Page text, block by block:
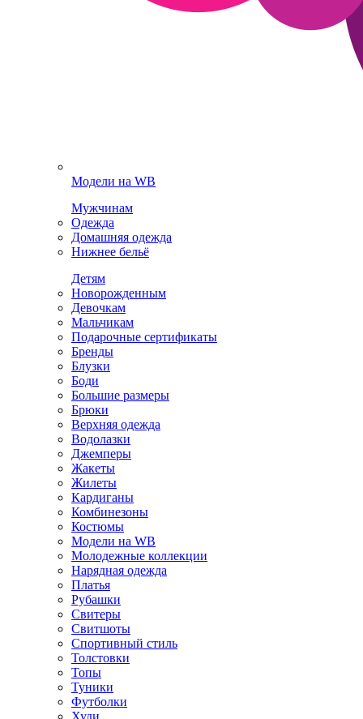
Модели на WB
Мужчинам
Одежда
Домашняя одежда
Нижнее бельё
Детям
Новорожденным
Девочкам
Мальчикам
Подарочные сертификаты
Бренды
Блузки
Боди
Большие размеры
Брюки
Верхняя одежда
Водолазки
Джемперы
Жакеты
Жилеты
Кардиганы
Комбинезоны
Костюмы
Модели на WB
Молодежные коллекции
Нарядная одежда
Платья
Рубашки
Свитеры
Свитшоты
Спортивный стиль
Толстовки
Топы
Туники
Футболки
Худи